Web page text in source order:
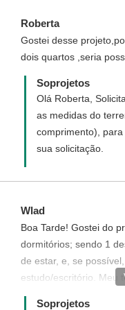
Roberta
Gostei desse
dois quartos ,seria
Soprojetos
Olá Roberta,
as medidas do
comprimento),
sua solicitação.
Wlad
Boa Tarde! Gostei do
dormitórios; sendo 1
de estar, e, se
estudo/escritório. Meu
alterações acima
Soprojetos